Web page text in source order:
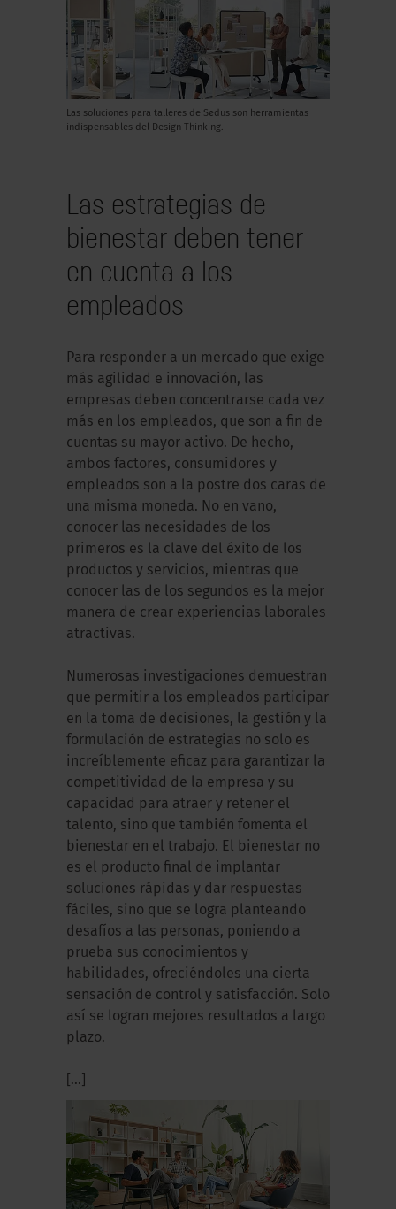
Las soluciones para talleres de Sedus son herramientas
indispensables del Design Thinking.
Las estrategias de
bienestar deben tener
en cuenta a los
empleados
Para responder a un mercado que exige
más agilidad e innovación, las
empresas deben concentrarse cada vez
más en los empleados, que son a fin de
cuentas su mayor activo. De hecho,
ambos factores, consumidores y
empleados son a la postre dos caras de
una misma moneda. No en vano,
conocer las necesidades de los
primeros es la clave del éxito de los
productos y servicios, mientras que
conocer las de los segundos es la mejor
manera de crear experiencias laborales
atractivas.
Numerosas investigaciones demuestran
que permitir a los empleados participar
en la toma de decisiones, la gestión y la
formulación de estrategias no solo es
increíblemente eficaz para garantizar la
competitividad de la empresa y su
capacidad para atraer y retener el
talento, sino que también fomenta el
bienestar en el trabajo. El bienestar no
es el producto final de implantar
soluciones rápidas y dar respuestas
fáciles, sino que se logra planteando
desafíos a las personas, poniendo a
prueba sus conocimientos y
habilidades, ofreciéndoles una cierta
sensación de control y satisfacción. Solo
así se logran mejores resultados a largo
plazo.
[...]